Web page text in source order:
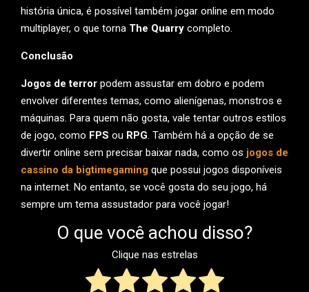
história única, é possível também jogar online em modo
multiplayer, o que torna The Quarry completo.
Conclusão
Jogos de terror podem assustar em dobro e podem
envolver diferentes temas, como alienígenas, monstros e
máquinas. Para quem não gosta, vale tentar outros estilos
de jogo, como FPS ou RPG. Também há a opção de se
divertir online sem precisar baixar nada, como os jogos de
cassino da bigtimegaming que possui jogos disponíveis
na internet. No entanto, se você gosta do seu jogo, há
sempre um tema assustador para você jogar!
O que você achou disso?
Clique nas estrelas